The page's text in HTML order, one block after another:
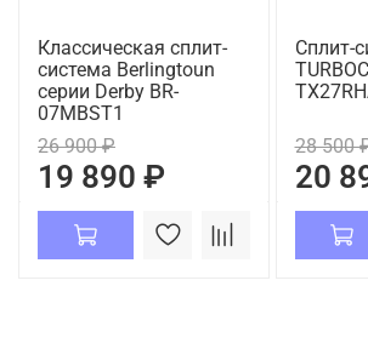
Классическая сплит-
система Berlingtoun
серии Derby BR-
07MBST1
26 900 ₽
19 890 ₽
Сплит-
28 500
20